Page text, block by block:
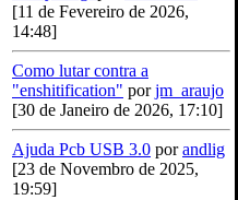
[11 de Fevereiro de 2026,
14:48]
Como lutar contra a
"enshitification" porjm_araujo
[30 de Janeiro de 2026, 17:10]
Ajuda Pcb USB 3.0 porandlig
[23 de Novembro de 2025,
19:59]